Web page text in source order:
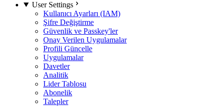
User Settings
Kullanıcı Ayarları (IAM)
Şifre Değiştirme
Güvenlik ve Passkey'ler
Onay Verilen Uygulamalar
Profili Güncelle
Uygulamalar
Davetler
Analitik
Lider Tablosu
Abonelik
Talepler